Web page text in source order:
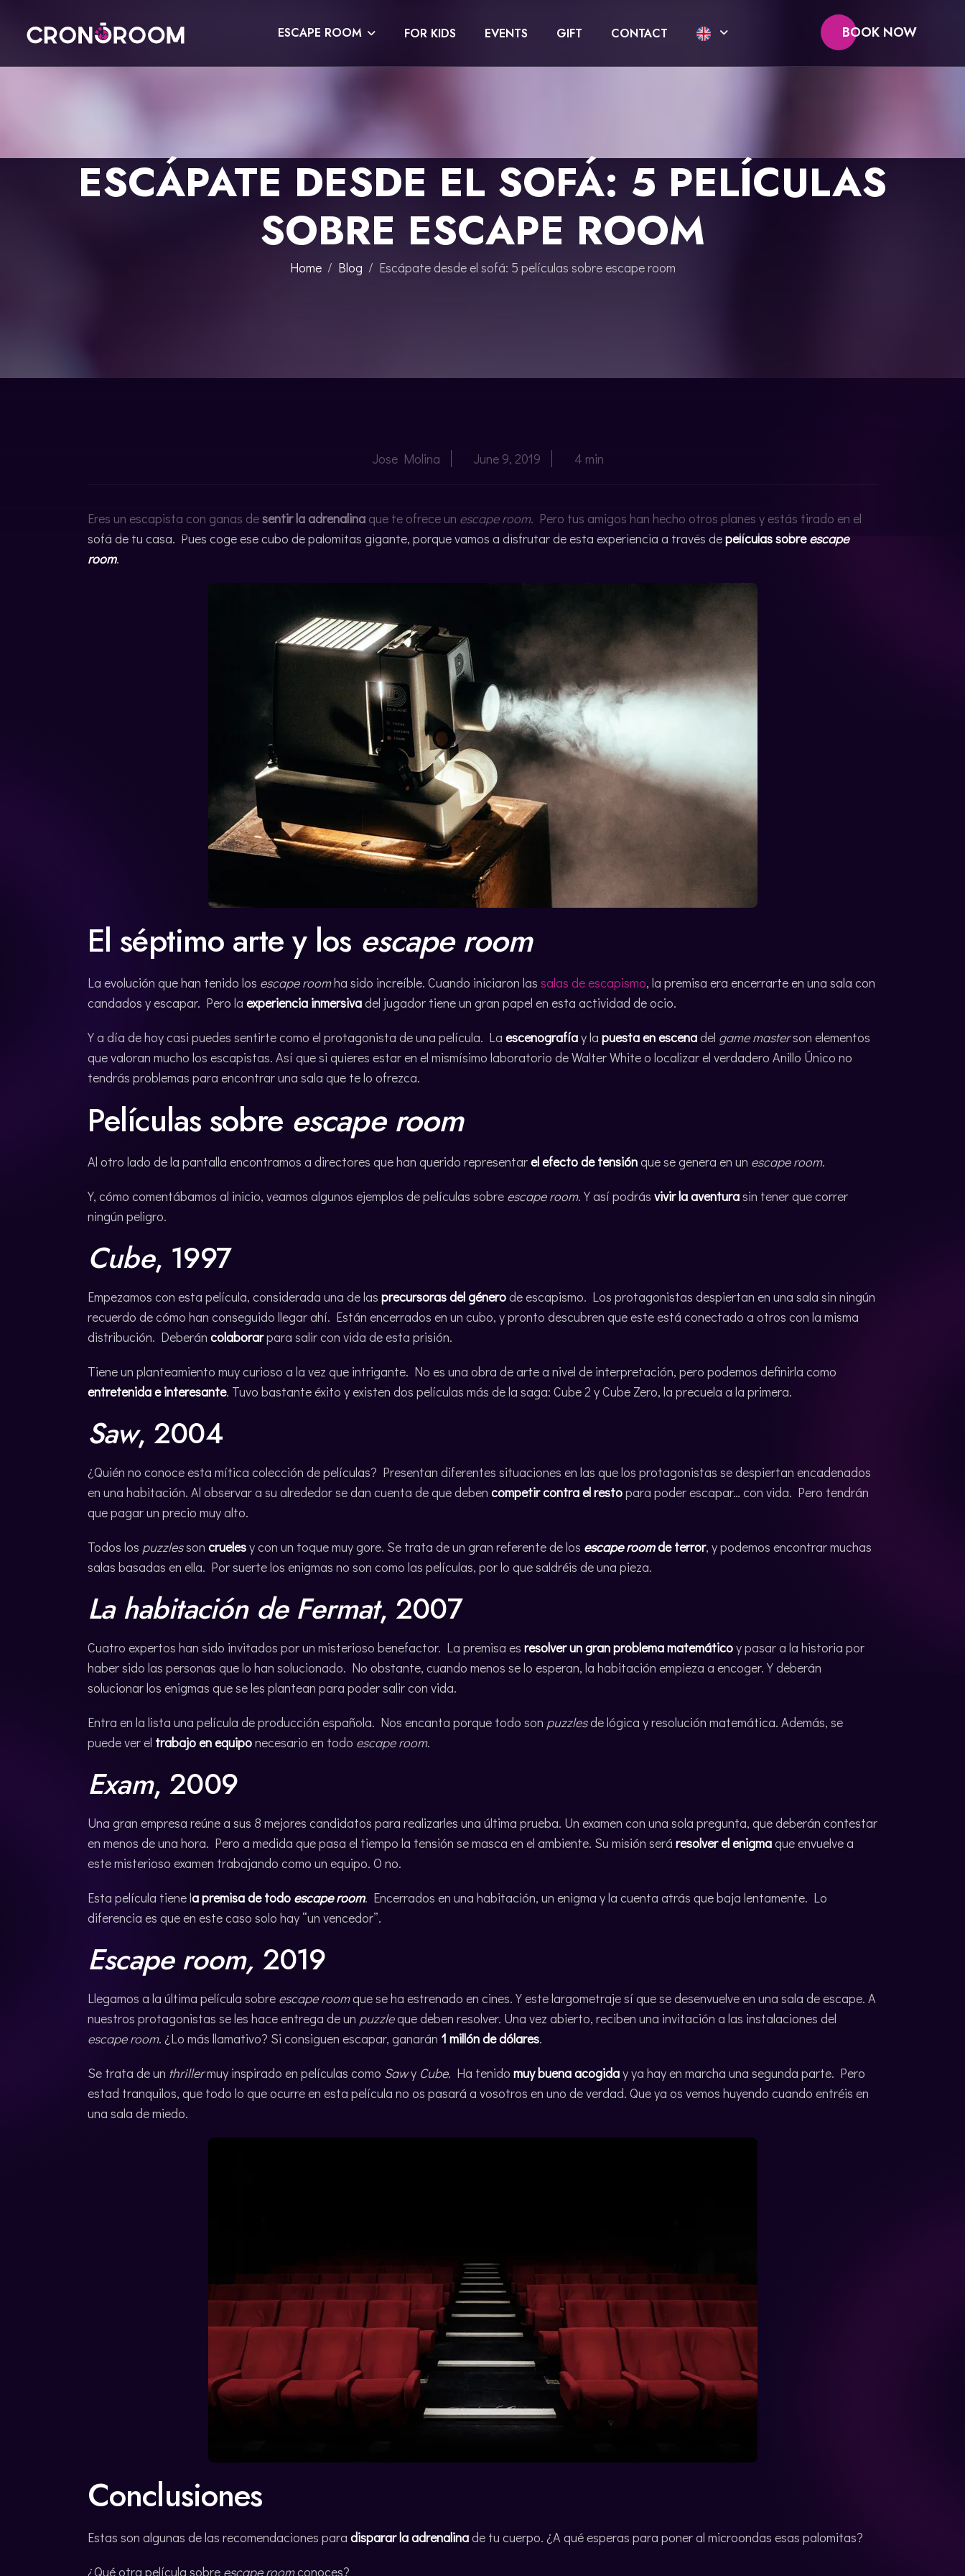
ESCAPE ROOM FOR KIDS EVENTS GIFT CONTACT BOOK NOW
POTIONS CLASS
JURASSIC LAB
EVENTS
ESCÁPATE DESDE EL SOFÁ: 5 PELÍCULAS
SOBRE ESCAPE ROOM
Home Blog Escápate desde el sofá: 5 películas sobre escape room
Jose Molina June 9, 2019 4 min
Eres un escapista con ganas desentir la adrenalina que te ofrece un escape room. Pero tus amigos han hecho otros planes y estás tirado en el
sofá de tu casa. Pues coge ese cubo de palomitas gigante, porque vamos a disfrutar de esta experiencia a través depelículas sobreescape
room.
El séptimo arte y los escape room
La evolución que han tenido los escape roomha sido increíble. Cuando iniciaron las salas de escapismo, la premisa era encerrarte en una sala con
candados y escapar. Pero la experiencia inmersivadel jugador tiene un gran papel en esta actividad de ocio.
Y a día de hoy casi puedes sentirte como el protagonista de una película. La escenografíay la puesta en escenadel game masterson elementos
que valoran mucho los escapistas. Así que si quieres estar en el mismísimo laboratorio de Walter White o localizar el verdadero Anillo Único no
tendrás problemas para encontrar una sala que te lo ofrezca.
Películas sobre escape room
Al otro lado de la pantalla encontramos a directores que han querido representarel efecto de tensiónque se genera en un escape room.
Y, cómo comentábamos al inicio, veamos algunos ejemplos de películas sobre escape room. Y así podrás vivir la aventurasin tener que correr
ningún peligro.
Cube, 1997
Empezamos con esta película, considerada una de las precursoras del génerode escapismo. Los protagonistas despiertan en una sala sin ningún
recuerdo de cómo han conseguido llegar ahí. Están encerrados en un cubo, y pronto descubren que este está conectado a otros con la misma
distribución. Deberán colaborarpara salir con vida de esta prisión.
Tiene un planteamiento muy curioso a la vez que intrigante. No es una obra de arte a nivel de interpretación, pero podemos definirla como
entretenida e interesante. Tuvo bastante éxito y existen dos películas más de la saga: Cube 2 y Cube Zero, la precuela a la primera.
Saw, 2004
¿Quién no conoce esta mítica colección de películas? Presentan diferentes situaciones en las que los protagonistas se despiertan encadenados
en una habitación. Al observar a su alrededor se dan cuenta de que deben competir contra el restopara poder escapar… con vida. Pero tendrán
que pagar un precio muy alto.
Todos los puzzlesson cruelesy con un toque muy gore. Se trata de un gran referente de los escape roomde terror, y podemos encontrar muchas
salas basadas en ella. Por suerte los enigmas no son como las películas, por lo que saldréis de una pieza.
La habitación de Fermat, 2007
Cuatro expertos han sido invitados por un misterioso benefactor. La premisa es resolver un gran problema matemáticoy pasar a la historia por
haber sido las personas que lo han solucionado. No obstante, cuando menos se lo esperan, la habitación empieza a encoger. Y deberán
solucionar los enigmas que se les plantean para poder salir con vida.
Entra en la lista una película de producción española. Nos encanta porque todo son puzzlesde lógica y resolución matemática. Además, se
puede ver el trabajo en equiponecesario en todo escape room.
Exam, 2009
Una gran empresa reúne a sus 8 mejores candidatos para realizarles una última prueba. Un examen con una sola pregunta, que deberán contestar
en menos de una hora. Pero a medida que pasa el tiempo la tensión se masca en el ambiente. Su misión será resolver el enigmaque envuelve a
este misterioso examen trabajando como un equipo. O no.
Esta película tiene la premisa de todo escape room. Encerrados en una habitación, un enigma y la cuenta atrás que baja lentamente. Lo
diferencia es que en este caso solo hay “un vencedor”.
Escape room, 2019
Llegamos a la última película sobre escape roomque se ha estrenado en cines. Y este largometraje sí que se desenvuelve en una sala de escape. A
nuestros protagonistas se les hace entrega de un puzzleque deben resolver. Una vez abierto, reciben una invitación a las instalaciones del
escape room. ¿Lo más llamativo? Si consiguen escapar, ganarán 1 millón de dólares.
Se trata de un thrillermuy inspirado en películas como Sawy Cube. Ha tenido muy buena acogiday ya hay en marcha una segunda parte. Pero
estad tranquilos, que todo lo que ocurre en esta película no os pasará a vosotros en uno de verdad. Que ya os vemos huyendo cuando entréis en
una sala de miedo.
Conclusiones
Estas son algunas de las recomendaciones para disparar la adrenalinade tu cuerpo. ¿A qué esperas para poner al microondas esas palomitas?
¿Qué otra película sobre escape roomconoces?